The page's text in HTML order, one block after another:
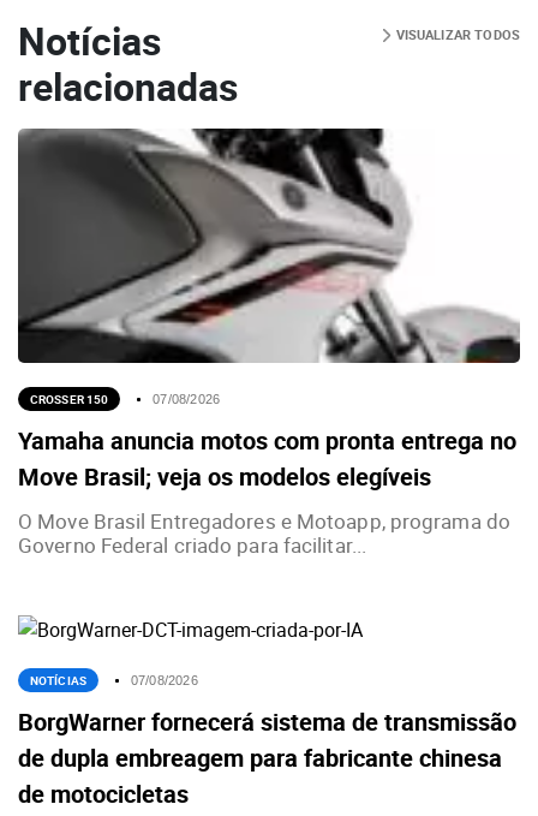
Notícias
relacionadas
VISUALIZAR TODOS
CROSSER 150 07/08/2026
Yamaha anuncia motos com pronta entrega no
Move Brasil; veja os modelos elegíveis
O Move Brasil Entregadores e Motoapp, programa do
Governo Federal criado para facilitar...
NOTÍCIAS 07/08/2026
BorgWarner fornecerá sistema de transmissão
de dupla embreagem para fabricante chinesa
de motocicletas